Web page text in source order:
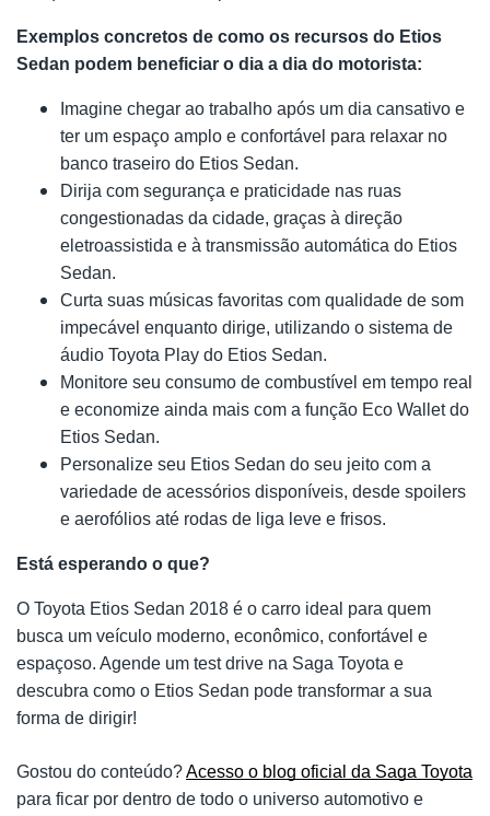
Exemplos concretos de como os recursos do Etios
Sedan podem beneficiar o dia a dia do motorista:
Imagine chegar ao trabalho após um dia cansativo e
ter um espaço amplo e confortável para relaxar no
banco traseiro do Etios Sedan.
Dirija com segurança e praticidade nas ruas
congestionadas da cidade, graças à direção
eletroassistida e à transmissão automática do Etios
Sedan.
Curta suas músicas favoritas com qualidade de som
impecável enquanto dirige, utilizando o sistema de
áudio Toyota Play do Etios Sedan.
Monitore seu consumo de combustível em tempo real
e economize ainda mais com a função Eco Wallet do
Etios Sedan.
Personalize seu Etios Sedan do seu jeito com a
variedade de acessórios disponíveis, desde spoilers
e aerofólios até rodas de liga leve e frisos.
Está esperando o que?
O Toyota Etios Sedan 2018 é o carro ideal para quem
busca um veículo moderno, econômico, confortável e
espaçoso. Agende um test drive na Saga Toyota e
descubra como o Etios Sedan pode transformar a sua
forma de dirigir!
Gostou do conteúdo?Acesso o blog oficial da Saga Toyota
para ficar por dentro de todo o universo automotivo e